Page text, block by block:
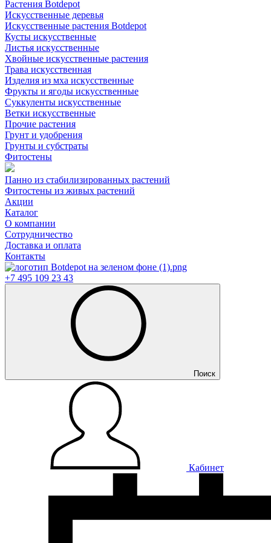
Растения Botdepot
Искусственные деревья
Искусственные растения Botdepot
Кусты искусственные
Листья искусственные
Хвойные искусственные растения
Трава искусственная
Изделия из мха искусственные
Фрукты и ягоды искусственные
Суккуленты искусственные
Ветки искусственные
Прочие растения
Грунт и удобрения
Грунты и субстраты
Фитостены
Панно из стабилизированных растений
Фитостены из живых растений
Акции
Каталог
О компании
Сотрудничество
Доставка и оплата
Контакты
+7 495 109 23 43
Поиск
Кабинет